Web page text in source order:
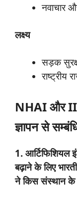
नवाचार
लक्ष्य
सड़क
राष्ट्रीय
NHAI और
ज्ञापन से
1. आर्टिफिशियल
बढ़ाने के लिए
ने किस संस्थान के